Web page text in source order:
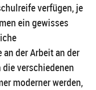
verfügen, je
ein gewisses
der Arbeit an der
verschiedenen
moderner werden,